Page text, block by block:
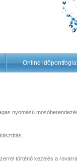
Online
nyomású
történő kezelés a